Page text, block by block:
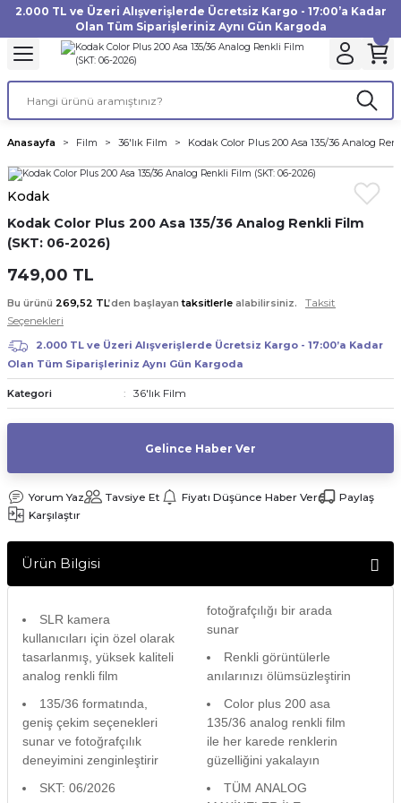
2.000 TL ve Üzeri Alışverişlerde Ücretsiz Kargo - 17:00’a Kadar
Olan Tüm Siparişleriniz Aynı Gün Kargoda
Geri Dön
Makinesi
Geri Dön
Geri Dön
Geri Dön
Geri Dön
Geri Dön
Geri Dön
Geri Dön
Geri Dön
Geri Dön
Geri Dön
Aksesuarları
Geri Dön
Anasayfa Film 36'lık Film Kodak Color Plus 200 Asa 135/36 Analog
Kodak
Kodak Color Plus 200 Asa 135/36 Analog Renkli Film
(SKT: 06-2026)
749,00 TL
Bu ürünü 269,52 TL’den başlayantaksitlerle alabilirsiniz.
Taksit
Seçenekleri
2.000 TL ve Üzeri Alışverişlerde Ücretsiz Kargo - 17:00’a Kadar
Olan Tüm Siparişleriniz Aynı Gün Kargoda
Kategori 36'lık Film
Gelince Haber Ver
Yorum Yaz Tavsiye Et Fiyatı Düşünce Haber Ver
Paylaş
Karşılaştır
Ürün Bilgisi
SLR kamera
kullanıcıları için özel olarak
tasarlanmış, yüksek kaliteli
analog renkli film
135/36 formatında,
geniş çekim seçenekleri
sunar ve fotoğrafçılık
deneyimini zenginleştirir
SKT: 06/2026
fotoğrafçılığı bir arada
sunar
Renkli görüntülerle
anılarınızı ölümsüzleştirin
Color plus 200 asa
135/36 analog renkli film
ile her karede renklerin
güzelliğini yakalayın
TÜM ANALOG